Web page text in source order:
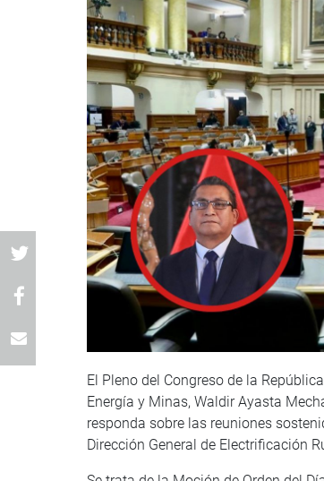
El Pleno del Congreso de la
Energía y Minas, Waldir Ayasta
responda sobre las reuniones
Dirección General de Electrificación